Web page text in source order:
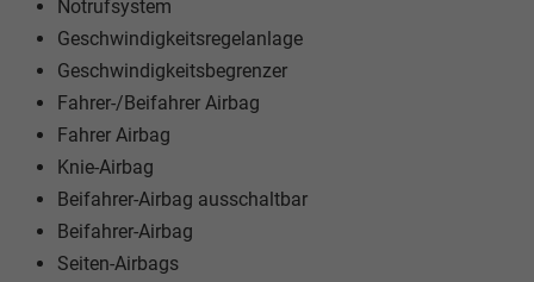
Notrufsystem
Geschwindigkeitsregelanlage
Geschwindigkeitsbegrenzer
Fahrer-/Beifahrer Airbag
Fahrer Airbag
Knie-Airbag
Beifahrer-Airbag ausschaltbar
Beifahrer-Airbag
Seiten-Airbags